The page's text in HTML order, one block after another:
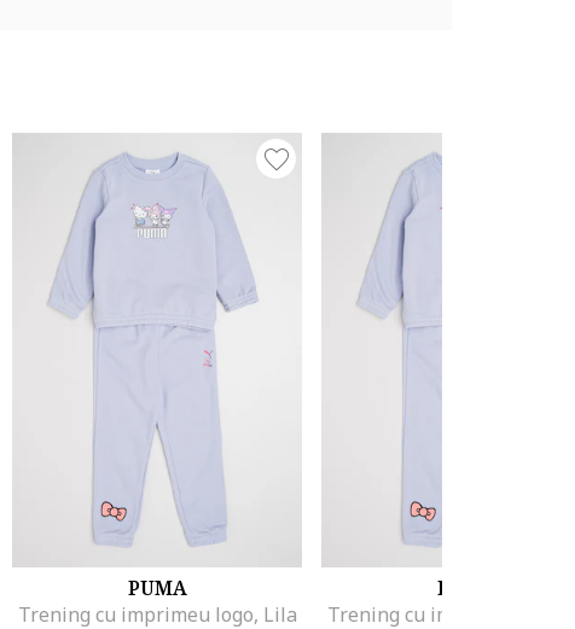
PUMA
Trening cu imprimeu logo, Lila
PUMA
Trening cu imprimeu logo,